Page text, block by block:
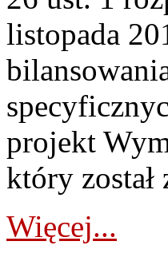
listopada
projekt
który został
Więcej...